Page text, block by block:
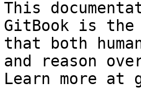
This
GitBook is the
that both
and reason
Learn more at